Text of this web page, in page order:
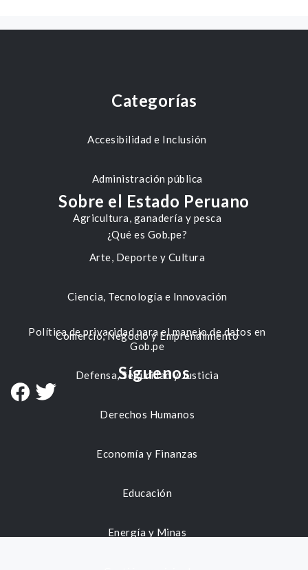
Categorías
Accesibilidad e Inclusión
Administración pública
Agricultura, ganadería y pesca
Arte, Deporte y Cultura
Ciencia, Tecnología e Innovación
Comercio, Negocio y Emprendimiento
Defensa, Seguridad y Justicia
Derechos Humanos
Economía y Finanzas
Educación
Energía y Minas
Sobre el Estado Peruano
¿Qué es Gob.pe?
Política de privacidad para el manejo de datos en
Gob.pe
Síguenos